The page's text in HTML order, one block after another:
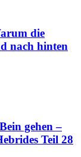
die
nach hinten
gehen –
Teil 28